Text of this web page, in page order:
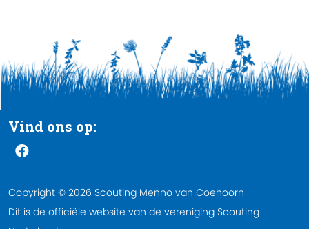
Vind ons op:
Copyright © 2026 Scouting Menno van Coehoorn
Dit is de officiële website van de vereniging Scouting